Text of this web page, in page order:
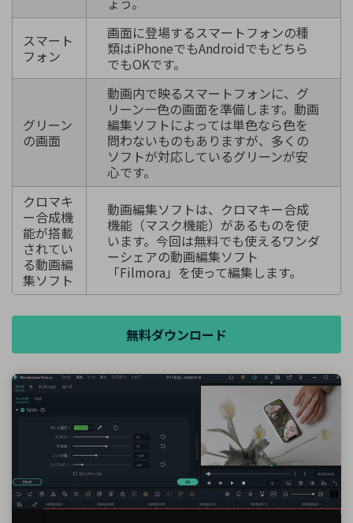
スマート
フォン
画面に登場するスマートフォンの種
類はiPhoneでもAndroidでもどちら
でもOKです。
グリーン
の画面
動画内で映るスマートフォンに、グ
リーン一色の画面を準備します。動画
編集ソフトによっては単色なら色を
問わないものもありますが、多くの
ソフトが対応しているグリーンが安
心です。
クロマキ
ー合成機
能が搭載
されてい
る動画編
集ソフト
動画編集ソフトは、クロマキー合成
機能（マスク機能）があるものを使
います。今回は無料でも使えるワンダ
ーシェアの動画編集ソフト
「Filmora」を使って編集します。
無料ダウンロード